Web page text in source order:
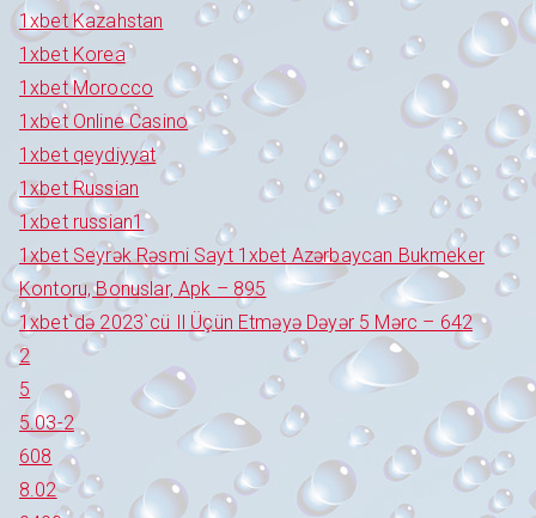
1xbet Kazahstan
1xbet Korea
1xbet Morocco
1xbet Online Casino
1xbet qeydiyyat
1xbet Russian
1xbet russian1
1xbet Seyrək Rəsmi Sayt 1xbet Azərbaycan Bukmeker
Kontoru, Bonuslar, Apk – 895
1xbet`də 2023`cü Il Üçün Etməyə Dəyər 5 Mərc – 642
2
5
5.03-2
608
8.02